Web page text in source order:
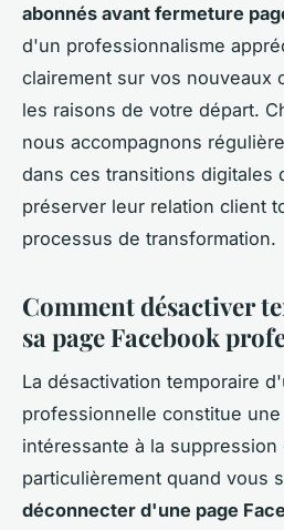
abonnés avant fermeture
d'un professionnalisme
clairement sur vos nouveaux
les raisons de votre départ.
nous accompagnons
dans ces transitions digitales
préserver leur relation client
processus de transformation.
Comment désactiver
sa page Facebook
La désactivation temporaire
professionnelle constitue
intéressante à la
particulièrement quand vous
déconnecter d'une page